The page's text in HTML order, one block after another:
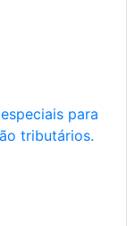
para
tributários.